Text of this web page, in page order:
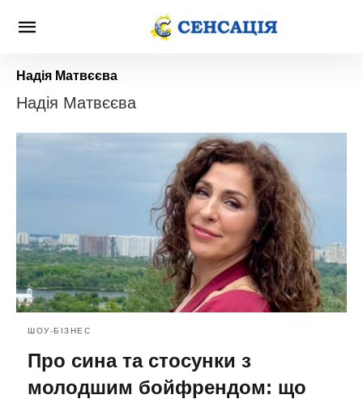
Надія Матвєєва
Надія Матвєєва
ШОУ-БІЗНЕС
Про сина та стосунки з
молодшим бойфрендом: що